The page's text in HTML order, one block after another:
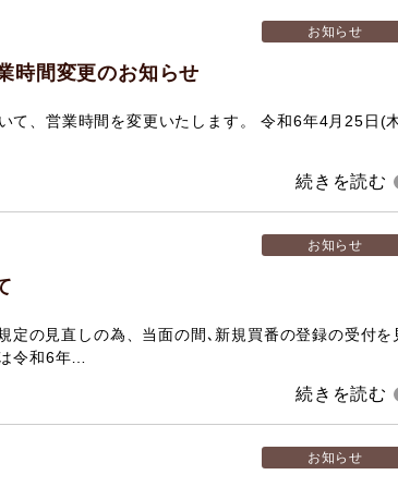
お知らせ
時間変更のお知らせ
て、営業時間を変更いたします。 令和6年4月25日(
お知らせ
定の見直しの為、当面の間､新規買番の登録の受付を
令和6年…
お知らせ